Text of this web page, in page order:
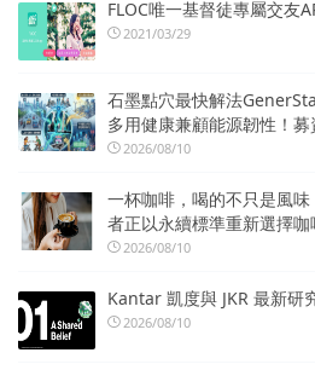
FLOC唯一基督徒專屬交友
2021/03/29
石墨點穴最快解法
多用健康兼顧能源韌性！
2026/08/10
一杯咖啡，喝的不只是風
者正以永續標準重新選擇咖
2026/08/10
Kantar 凱度與 JKR 最新研
2026/08/10